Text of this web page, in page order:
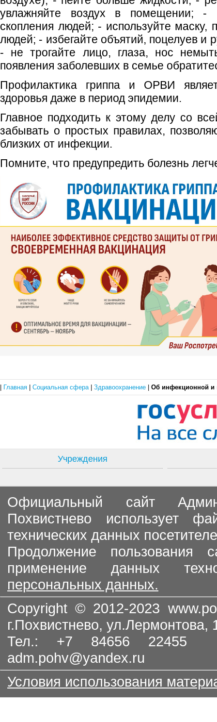
увлажняйте воздух в помещении; -
скопления людей; - используйте маску,
людей; - избегайте объятий, поцелуев и
- не трогайте лицо, глаза, нос
появления заболевших в семье
Профилактика гриппа и ОРВИ
здоровья даже в период эпидемии.
Главное подходить к этому делу со
забывать о простых правилах,
близких от инфекции.
Помните, что предупредить болезнь
Главная Социальная сфера Здравоохранение Об инфекционной и
Учреждения
Официальный сайт
Похвистнево использует
технических данных
Продолжение пользования
применение данных
персональных данных.
Copyright © 2012-2023
г.Похвистнево, ул.Лермонтова,
Тел.: +7 84656
adm.pohv@yandex.ru
Условия использования